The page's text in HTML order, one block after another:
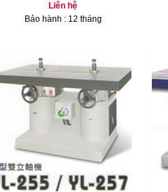
Liên hệ
Bảo hành : 12 tháng